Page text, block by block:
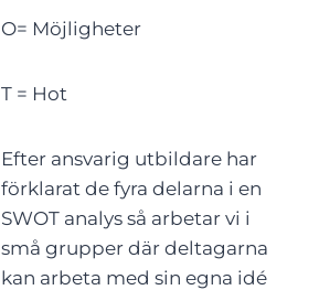
O= Möjligheter
T = Hot
Efter ansvarig utbildare har
förklarat de fyra delarna i en
SWOT analys så arbetar vi i
små grupper där deltagarna
kan arbeta med sin egna idé